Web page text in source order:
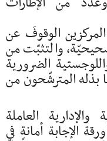
الوقوفَ عن
والتثبّت من
الضرورية
بذله المترشّحون من
العاملة
الإجابة أمانة في